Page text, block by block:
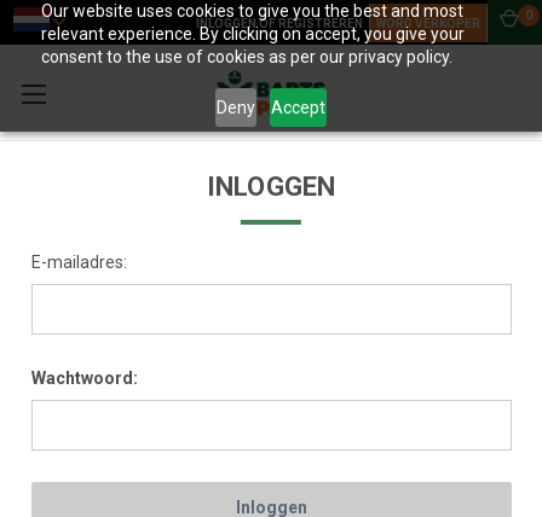
Our website uses cookies to give you the best and most
relevant experience. By clicking on accept, you give your
consent to the use of cookies as per our privacy policy.
Deny Accept
INLOGGEN OF REGISTREREN WORD VERKOPER
0
INLOGGEN
E-mailadres:
Wachtwoord: